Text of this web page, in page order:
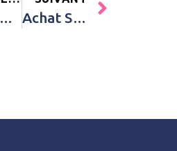
Achat Coffret cadeau de naissance Hygge Baby lapin vert Suavinex Vert Bébé Achat Set de coiffure peigne et brosse bébé rose blossom Luma Babycare Rose Fille